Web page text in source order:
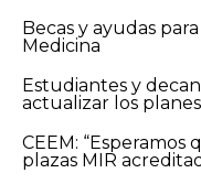
Becas y ayudas
Medicina
Estudiantes y
actualizar los
CEEM: “Esperamos
plazas MIR